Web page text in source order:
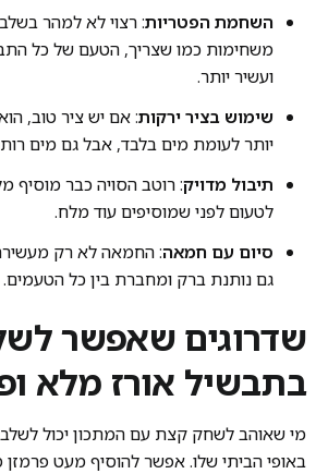
השחמת הפטריות: רצוי לא למהר
משחימות כמו שצריך, הטעם של כל
ועשיר יותר.
שימוש בציר ירקות: אם יש ציר טוב,
יותר לעומת מים בלבד, אבל גם מים
תיבול מדויק: רוטב הסויה כבר מוסיף
לטעום לפני שמוסיפים עוד מלח.
סיום עם חמאה: החמאה לא רק
גם נותנת ברק ומחברת בין כל הטעמים.
שדרוגים שאפשר
בתבשיל אורז מלא
מי שאוהב לשחק קצת עם המתכון יכול לשלב
באופי הביתי שלו. אפשר להוסיף מעט